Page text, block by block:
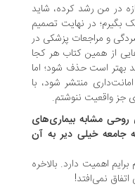
رشد کرده، شاید
در نهایت تصمیم
پزشکی در
کتاب هر کجا
است حذف شود؛ اما
منتشر شود، با
ننوشتم.
بیماری‌های
خیلی دیر به آن
دارد. بالاخره